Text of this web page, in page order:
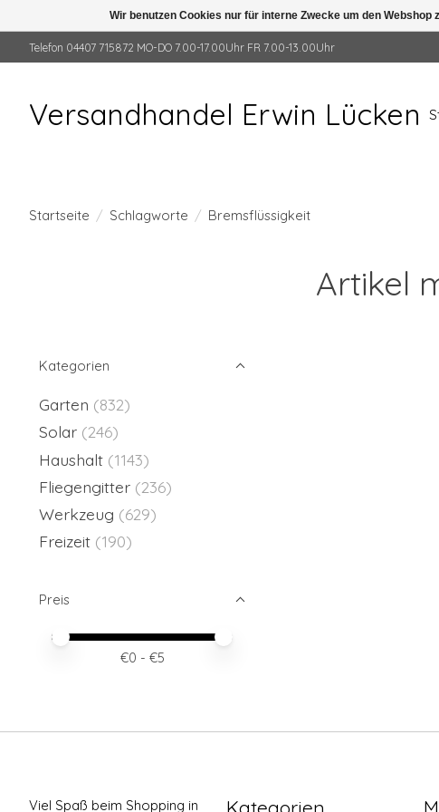
Telefon 04407 715872 MO-DO 7.00-17.00Uhr FR 7.00-13.00Uhr
Versandhandel Erwin Lücken
Startseite / Schlagworte / Bremsflüssigkeit
Artikel
Kategorien
Garten (832)
Solar (246)
Haushalt (1143)
Fliegengitter (236)
Werkzeug (629)
Freizeit (190)
Preis
Preis – Mindestwert
Price maximum value
€0 - €5
Viel Spaß beim Shopping in
Wir benutzen Cookies nur für interne Zwecke um den Webshop